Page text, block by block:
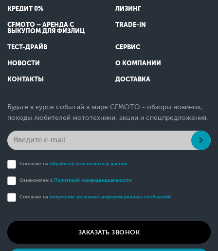
КРЕДИТ 0% ЛИЗИНГ
CFMOTO – АРЕНДА С
ВЫКУПОМ ДЛЯ ФИЗЛИЦ
TRADE-IN
ТЕСТ-ДРАЙВ СЕРВИС
НОВОСТИ О КОМПАНИИ
КОНТАКТЫ ДОСТАВКА
Будьте в курсе событий в мире CFMOTO - обзоры новинок,
походы любителей мототехники, акции и спецпредложения.
Согласие на обработку персональных данных
Ознакомлен с Политикой конфиденциальности
Согласие на получение рекламно-информационных сообщений
ЗАКАЗАТЬ ЗВОНОК